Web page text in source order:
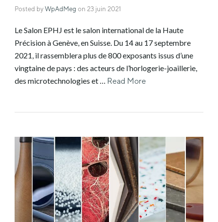
Posted by WpAdMeg on 23 juin 2021
Le Salon EPHJ est le salon international de la Haute
Précision à Genève, en Suisse. Du 14 au 17 septembre
2021, il rassemblera plus de 800 exposants issus d’une
vingtaine de pays : des acteurs de l’horlogerie-joaillerie,
des microtechnologies et … Read More